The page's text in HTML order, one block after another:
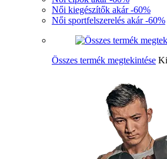
Női kiegészítők akár -60%
Női sportfelszerelés akár -60%
Összes termék megtekintése